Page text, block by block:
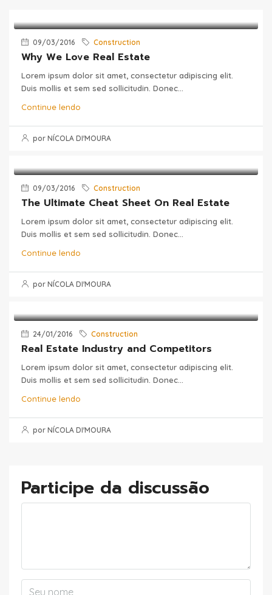
09/03/2016 Construction
Why We Love Real Estate
Lorem ipsum dolor sit amet, consectetur adipiscing elit.
Duis mollis et sem sed sollicitudin. Donec...
Continue lendo
por NÍCOLA DI'MOURA
09/03/2016 Construction
The Ultimate Cheat Sheet On Real Estate
Lorem ipsum dolor sit amet, consectetur adipiscing elit.
Duis mollis et sem sed sollicitudin. Donec...
Continue lendo
por NÍCOLA DI'MOURA
24/01/2016 Construction
Real Estate Industry and Competitors
Lorem ipsum dolor sit amet, consectetur adipiscing elit.
Duis mollis et sem sed sollicitudin. Donec...
Continue lendo
por NÍCOLA DI'MOURA
Participe da discussão